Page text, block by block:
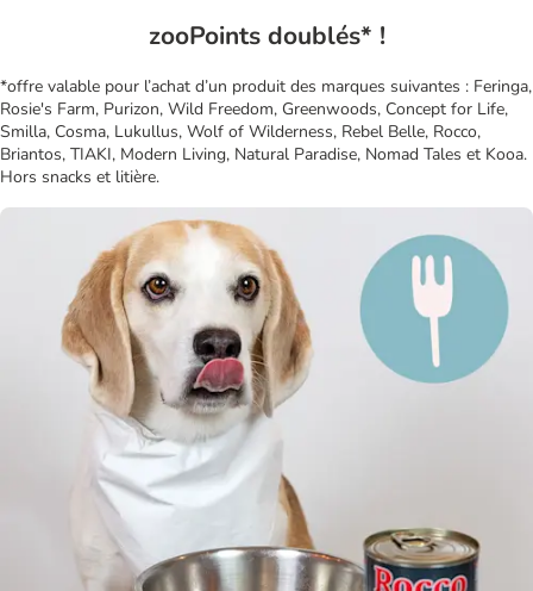
zooPoints doublés* !
*offre valable pour l’achat d’un produit des marques suivantes : Feringa,
Rosie's Farm, Purizon, Wild Freedom, Greenwoods, Concept for Life,
Smilla, Cosma, Lukullus, Wolf of Wilderness, Rebel Belle, Rocco,
Briantos, TIAKI, Modern Living, Natural Paradise, Nomad Tales et Kooa.
Hors snacks et litière.